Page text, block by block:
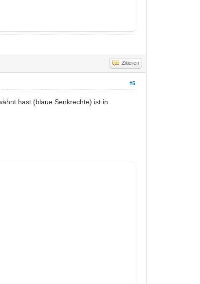
Zitieren
#5
hast (blaue Senkrechte) ist in